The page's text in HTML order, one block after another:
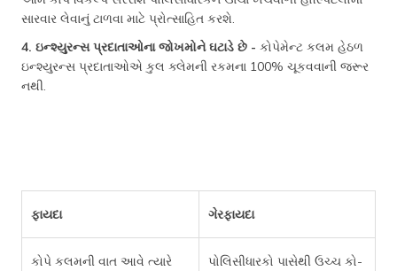
સારવાર લેવાનું ટાળવા માટે પ્રોત્સાહિત કરશે.
4. ઇન્શ્યુરન્સ પ્રદાતાઓના જોખમોને ઘટાડે છે - કોપેમેન્ટ કલમ હેઠળ
ઇન્શ્યુરન્સ પ્રદાતાઓએ કુલ ક્લેમની રકમના 100% ચૂકવવાની જરૂર
નથી.
ફાયદા ગેરફાયદા
કોપે કલમની વાત આવે ત્યારે
પોલિસીધારકો પાસેથી ઉચ્ચ કો-